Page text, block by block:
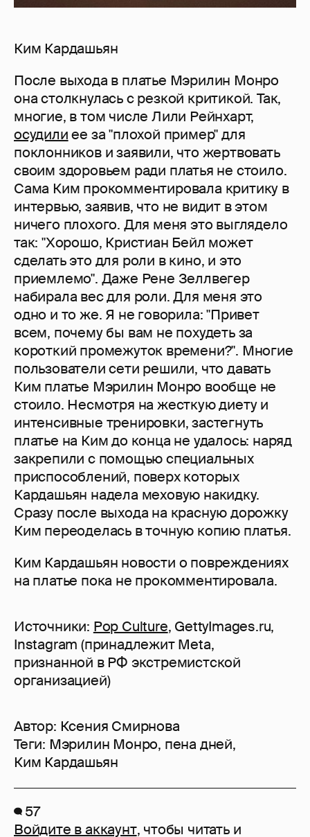
Ким Кардашьян
После выхода в платье Мэрилин Монро
она столкнулась с резкой критикой. Так,
многие, в том числе Лили Рейнхарт,
осудилиее за "плохой пример" для
поклонников и заявили, что жертвовать
своим здоровьем ради платья не стоило.
Сама Ким прокомментировала критику в
интервью, заявив, что не видит в этом
ничего плохого. Для меня это выглядело
так: "Хорошо, Кристиан Бейл может
сделать это для роли в кино, и это
приемлемо". Даже Рене Зеллвегер
набирала вес для роли. Для меня это
одно и то же. Я не говорила: "Привет
всем, почему бы вам не похудеть за
короткий промежуток времени?". Многие
пользователи сети решили, что давать
Ким платье Мэрилин Монро вообще не
стоило. Несмотря на жесткую диету и
интенсивные тренировки, застегнуть
платье на Ким до конца не удалось: наряд
закрепили с помощью специальных
приспособлений, поверх которых
Кардашьян надела меховую накидку.
Сразу после выхода на красную дорожку
Ким переоделась в точную копию платья.
Ким Кардашьян новости о повреждениях
на платье пока не прокомментировала.
Источники: Pop Culture, GettyImages.ru,
Instagram (принадлежит Meta,
признанной в РФ экстремистской
организацией)
Автор: Ксения Смирнова
Теги: Мэрилин Монро, пена дней,
Ким Кардашьян
57
Войдите в аккаунт, чтобы читать и